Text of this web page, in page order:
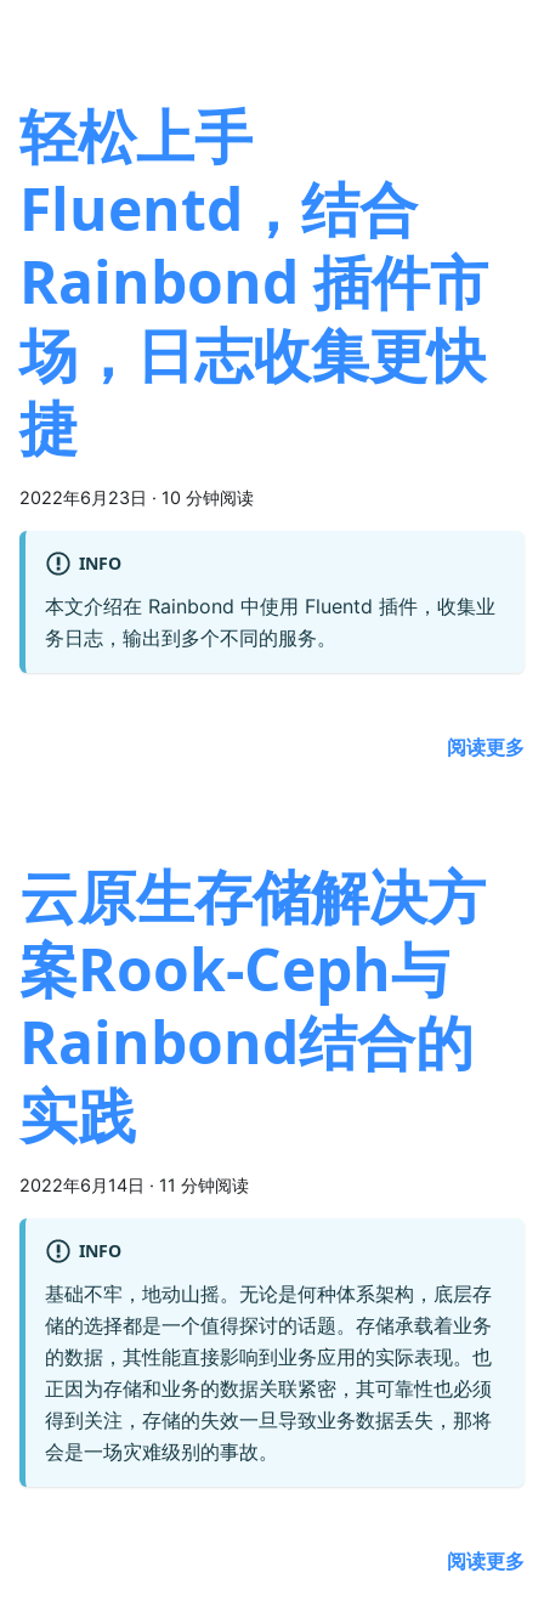
轻松上手
Fluentd，结合
Rainbond 插件市
场，日志收集更快
捷
2022年6月23日 · 10 分钟阅读
INFO
本文介绍在 Rainbond 中使用 Fluentd 插件，收集业
务日志，输出到多个不同的服务。
阅读更多
云原生存储解决方
案Rook-Ceph与
Rainbond结合的
实践
2022年6月14日 · 11 分钟阅读
INFO
基础不牢，地动山摇。无论是何种体系架构，底层存
储的选择都是一个值得探讨的话题。存储承载着业务
的数据，其性能直接影响到业务应用的实际表现。也
正因为存储和业务的数据关联紧密，其可靠性也必须
得到关注，存储的失效一旦导致业务数据丢失，那将
会是一场灾难级别的事故。
阅读更多